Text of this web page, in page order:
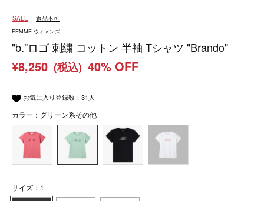
SALE 返品不可
FEMME ウィメンズ
"b."ロゴ 刺繍 コットン 半袖 Tシャツ "Brando"
¥8,250 (税込) 40% OFF
お気に入り登録数： 31 人
カラー：グリーン系その他
サイズ：1